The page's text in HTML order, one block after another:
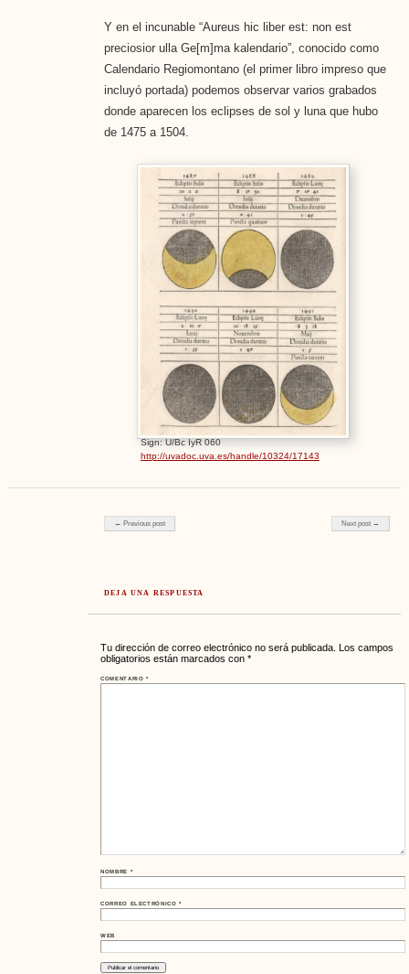
Y en el incunable “Aureus hic liber est: non est
preciosior ulla Ge[m]ma kalendario”, conocido como
Calendario Regiomontano (el primer libro impreso que
incluyó portada) podemos observar varios grabados
donde aparecen los eclipses de sol y luna que hubo
de 1475 a 1504.
Sign: U/Bc IyR 060
http://uvadoc.uva.es/handle/10324/17143
Post navigation
← Previous post Next post →
DEJA UNA RESPUESTA
Tu dirección de correo electrónico no será publicada.
Los campos
obligatorios están marcados con*
COMENTARIO*
NOMBRE *
CORREO ELECTRÓNICO*
WEB